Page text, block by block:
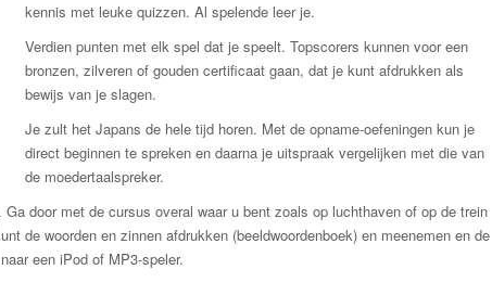
kennis met leuke quizzen. Al spelende leer je.
Verdien punten met elk spel dat je speelt. Topscorers kunnen voor een
bronzen, zilveren of gouden certificaat gaan, dat je kunt afdrukken als
bewijs van je slagen.
Je zult het Japans de hele tijd horen. Met de opname-oefeningen kun je
direct beginnen te spreken en daarna je uitspraak vergelijken met die van
de moedertaalspreker.
Ga door met de cursus overal waar u bent zoals op luchthaven of op de trein
de woorden en zinnen afdrukken (beeldwoordenboek) en meenemen en de
een iPod of MP3-speler.